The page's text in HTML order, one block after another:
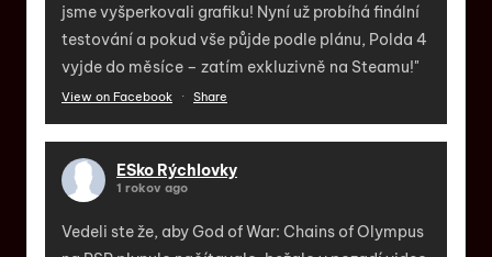
jsme vyšperkovali grafiku! Nyní už probíhá finální
testování a pokud vše půjde podle plánu, Polda 4
vyjde do měsíce – zatím exkluzivně na Steamu!"
View on Facebook · Share
ESko Rýchlovky
1 rokov ago
Vedeli ste že, aby God of War: Chains of Olympus